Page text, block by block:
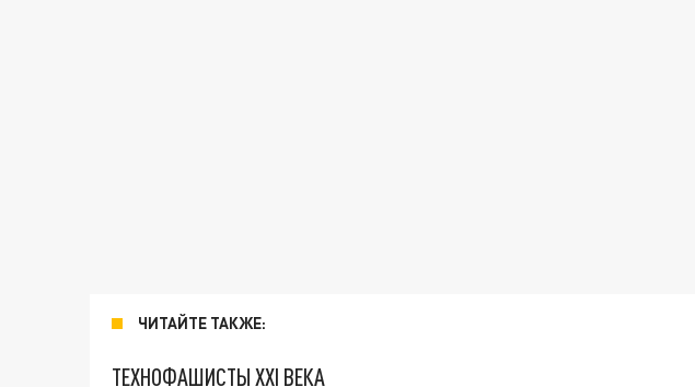
ЧИТАЙТЕ ТАКЖЕ:
ТЕХНОФАШИСТЫ XXI ВЕКА